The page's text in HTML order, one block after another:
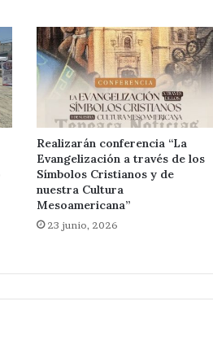
Realizarán conferencia “La
Evangelización a través de los
Símbolos Cristianos y de
nuestra Cultura
Mesoamericana”
23 junio, 2026